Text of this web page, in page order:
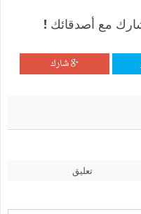
مع أصدقائك !
شارك
تعليق